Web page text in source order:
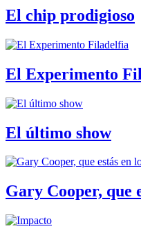
El chip prodigioso
El Experimento
El último show
Gary Cooper, que